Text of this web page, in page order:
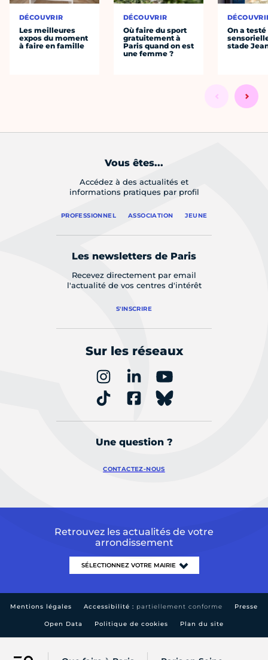
DÉCOUVRIR
Les meilleures
expos du moment
à faire en famille
DÉCOUVRIR
Où faire du sport
gratuitement à
Paris quand on est
une femme ?
On a
stade
Vous êtes...
Accédez à des actualités et
informations pratiques par profil
PROFESSIONNEL ASSOCIATION JEUNE
Les newsletters de Paris
Recevez directement par email
l'actualité de vos centres d'intérêt
S'INSCRIRE
Sur les réseaux
Une question ?
CONTACTEZ-NOUS
Retrouvez les actualités de votre
arrondissement
Mentions légales Accessibilité : partiellement conforme Presse
Open Data Politique de cookies Plan du site